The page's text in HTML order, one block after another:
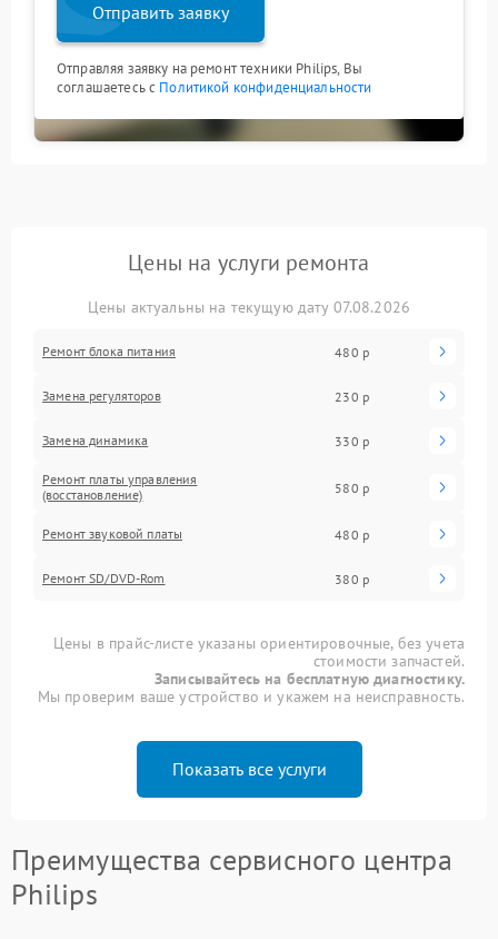
Отправить заявку
Отправляя заявку на ремонт техники Philips, Вы
соглашаетесь с Политикой конфиденциальности
Цены на услуги ремонта
Цены актуальны на текущую дату 07.08.2026
Ремонт блока питания 480 р
Замена регуляторов 230 р
Замена динамика 330 р
Ремонт платы управления
(восстановление)
580 р
Ремонт звуковой платы 480 р
Ремонт SD/DVD-Rom 380 р
Цены в прайс-листе указаны ориентировочные, без учета
стоимости запчастей.
Записывайтесь на бесплатную диагностику.
Мы проверим ваше устройство и укажем на неисправность.
Показать все услуги
Преимущества сервисного центра
Philips